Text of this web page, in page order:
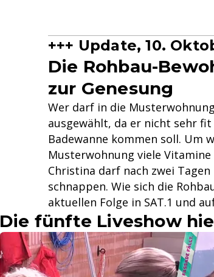
+++ Update, 10.
Die Rohbau-
zur Genesung
Wer darf in die
ausgewählt, da er nicht sehr
Badewanne kommen soll. Um
Musterwohnung viele
Christina darf nach zwei
schnappen. Wie sich die
aktuellen Folge in SAT.1 und
Die fünfte Liveshow